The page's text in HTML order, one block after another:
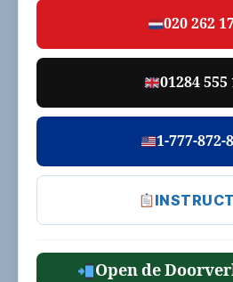
020 262
01284 555
1-777-872-
Open de